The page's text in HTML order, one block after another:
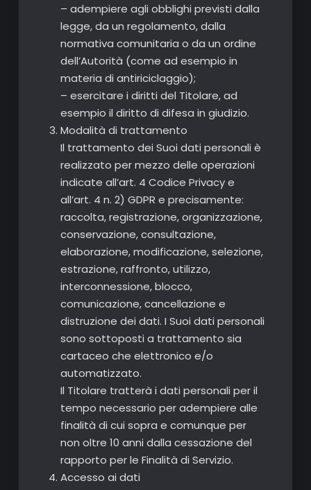
– adempiere agli obblighi previsti dalla
legge, da un regolamento, dalla
normativa comunitaria o da un ordine
dell’Autorità (come ad esempio in
materia di antiriciclaggio);
– esercitare i diritti del Titolare, ad
esempio il diritto di difesa in giudizio.
Modalità di trattamento
Il trattamento dei Suoi dati personali è
realizzato per mezzo delle operazioni
indicate all’art. 4 Codice Privacy e
all’art. 4 n. 2) GDPR e precisamente:
raccolta, registrazione, organizzazione,
conservazione, consultazione,
elaborazione, modificazione, selezione,
estrazione, raffronto, utilizzo,
interconnessione, blocco,
comunicazione, cancellazione e
distruzione dei dati. I Suoi dati personali
sono sottoposti a trattamento sia
cartaceo che elettronico e/o
automatizzato.
Il Titolare tratterà i dati personali per il
tempo necessario per adempiere alle
finalità di cui sopra e comunque per
non oltre 10 anni dalla cessazione del
rapporto per le Finalità di Servizio.
Accesso ai dati